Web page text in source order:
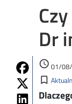
Dr
access_time01/
bookmark_border Kategorie
Share on Fb
Share on
Share on